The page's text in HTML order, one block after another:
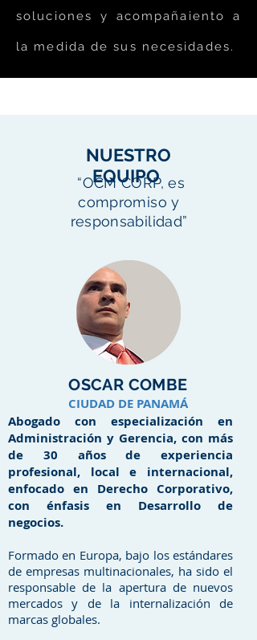
NUESTRO
EQUIPO
OSCAR COMBE
CIUDAD DE PANAMÁ
“OCM CORP, es
compromiso y
responsabilidad”
Abogado con especialización en
Administración y Gerencia, con más
de 30 años de experiencia
profesional, local e internacional,
enfocado en Derecho Corporativo,
con énfasis en Desarrollo de
negocios.
Formado en Europa, bajo los estándares
de empresas multinacionales, ha sido el
responsable de la apertura de nuevos
mercados y de la internalización de
marcas globales.
soluciones y acompañaiento a
la medida de sus necesidades.